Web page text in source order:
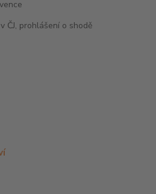
ČJ, prohlášení o shodě